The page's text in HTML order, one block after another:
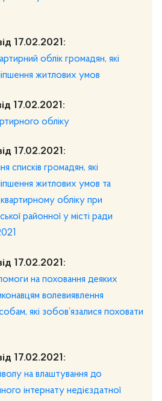
17.02.2021:
облік громадян, які
житлових умов
17.02.2021:
обліку
17.02.2021:
списків громадян, які
житлових умов та
обліку при
районної у місті ради
17.02.2021:
на поховання деяких
волевиявлення
які зобов’язалися поховати
17.02.2021:
на влаштування до
інтернату недієздатної